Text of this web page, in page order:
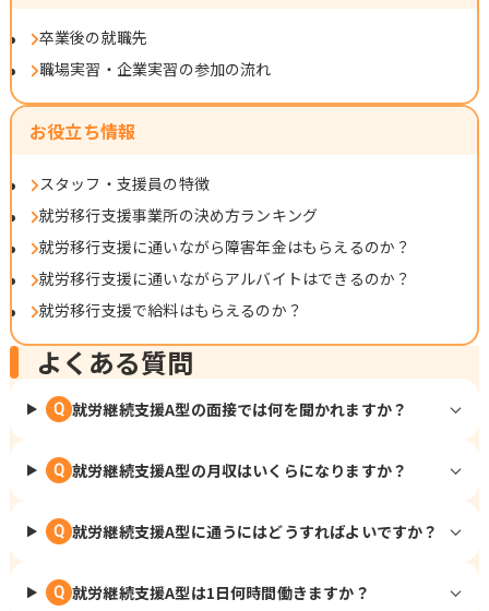
卒業後の就職先
職場実習・企業実習の参加の流れ
お役立ち情報
スタッフ・支援員の特徴
就労移行支援事業所の決め方ランキング
就労移行支援に通いながら障害年金はもらえるのか？
就労移行支援に通いながらアルバイトはできるのか？
就労移行支援で給料はもらえるのか？
よくある質問
Q 就労継続支援A型の面接では何を聞かれますか？
Q 就労継続支援A型の月収はいくらになりますか？
Q 就労継続支援A型に通うにはどうすればよいですか？
Q 就労継続支援A型は1日何時間働きますか？